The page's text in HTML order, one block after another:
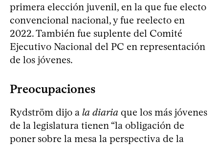
primera elección juvenil, en la que fue electo
convencional nacional, y fue reelecto en
2022. También fue suplente del Comité
Ejecutivo Nacional del PC en representación
de los jóvenes.
Preocupaciones
Rydström dijo a la diaria que los más jóvenes
de la legislatura tienen “la obligación de
poner sobre la mesa la perspectiva de la